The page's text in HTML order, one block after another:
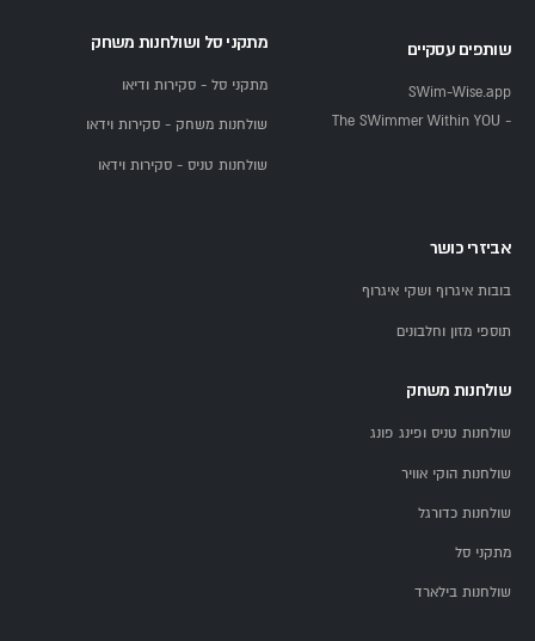
שותפים עסקיים
SWim-Wise.app
- The SWimmer Within YOU
מתקני סל ושולחנות משחק
מתקני סל - סקירות ודיאו
שולחנות משחק - סקירות וידאו
שולחנות טניס - סקירות וידאו
אביזרי כושר
בובות איגרוף ושקי איגרוף
תוספי מזון וחלבונים
שולחנות משחק
שולחנות טניס ופינג פונג
שולחנות הוקי אוויר
שולחנות כדורגל
מתקני סל
שולחנות בילארד